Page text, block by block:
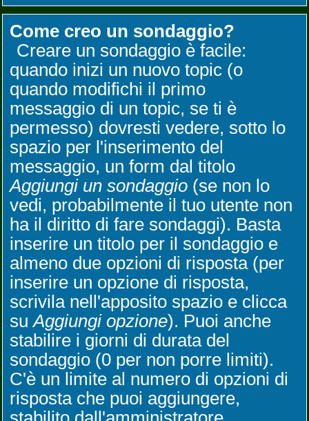
Come creo un sondaggio?
Creare un sondaggio è facile:
quando inizi un nuovo topic (o
quando modifichi il primo
messaggio di un topic, se ti è
permesso) dovresti vedere, sotto lo
spazio per l'inserimento del
messaggio, un form dal titolo
Aggiungi un sondaggio (se non lo
vedi, probabilmente il tuo utente non
ha il diritto di fare sondaggi). Basta
inserire un titolo per il sondaggio e
almeno due opzioni di risposta (per
inserire un opzione di risposta,
scrivila nell'apposito spazio e clicca
suAggiungi opzione). Puoi anche
stabilire i giorni di durata del
sondaggio (0 per non porre limiti).
C'è un limite al numero di opzioni di
risposta che puoi aggiungere,